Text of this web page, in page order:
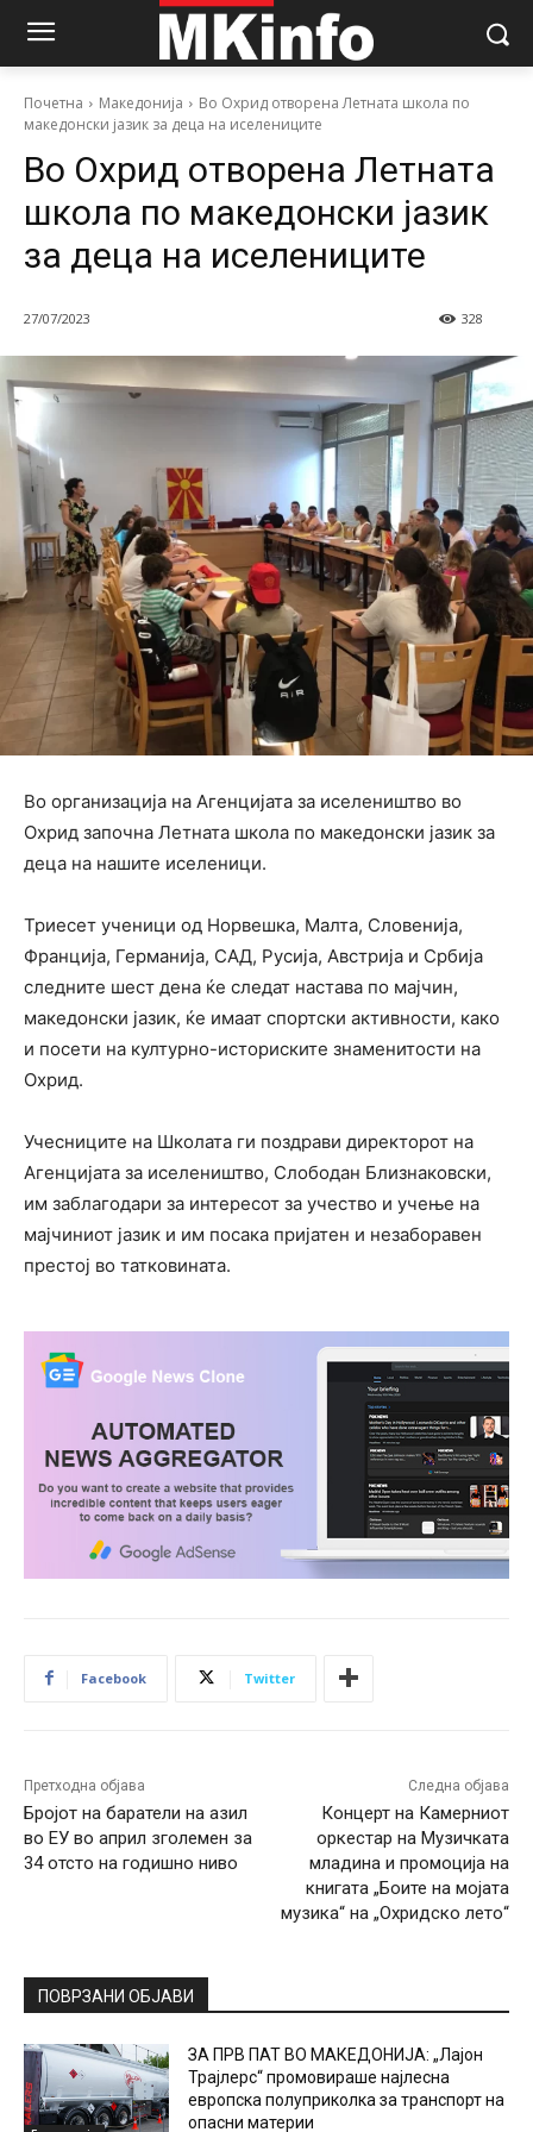
Почетна Македонија
Во Охрид отворена Летната школа по
македонски јазик за деца на иселениците
Во Охрид отворена Летната
школа по македонски јазик
за деца на иселениците
27/07/2023 328
Во организација на Агенцијата за иселеништво во
Охрид започна Летната школа по македонски јазик за
деца на нашите иселеници.
Триесет ученици од Норвешка, Малта, Словенија,
Франција, Германија, САД, Русија, Австрија и Србија
следните шест дена ќе следат настава по мајчин,
македонски јазик, ќе имаат спортски активности, како
и посети на културно-историските знаменитости на
Охрид.
Учесниците на Школата ги поздрави директорот на
Агенцијата за иселеништво, Слободан Близнаковски,
им заблагодари за интересот за учество и учење на
мајчиниот јазик и им посака пријатен и незаборавен
престој во татковината.
Facebook Twitter
Претходна објава
Бројот на баратели на азил
во ЕУ во април зголемен за
34 отсто на годишно ниво
Следна објава
Концерт на Камерниот
оркестар на Музичката
младина и промоција на
книгата „Боите на мојата
музика“ на „Охридско лето“
ПОВРЗАНИ ОБЈАВИ
ЗА ПРВ ПАТ ВО МАКЕДОНИЈА: „Лајон
Трајлерс“ промовираше најлесна
европска полуприколка за транспорт на
опасни материи